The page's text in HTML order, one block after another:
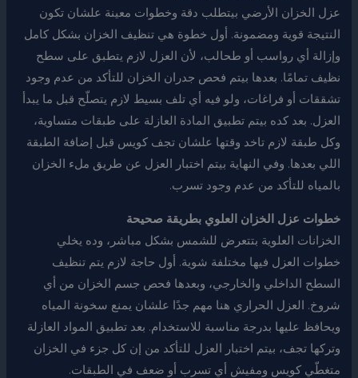
عزل الخزان الأرضي بيتطلب دقة وخطوات معينة علشان تكون
النتيجة قوية ومضمونة. أول خطوة هي تنظيف الخزان بشكل كامل
وإزالة أي رواسب أو طحالب، لأن العزل لازم يتطبق على سطح
نظيف تمامًا. بعدها بيتم فحص جدران الخزان للتأكد من عدم وجود
تشققات أو فراغات، ولو فيه أي تلف بسيط لازم يتصلّح قبل ما يبدأ
العزل. بعد كده بيتم تطبيق المادة العازلة على طبقات متساوية،
وكل طبقة لازم تاخد وقتها علشان تجف كويس قبل إضافة الطبقة
اللي بعدها. وفي النهاية بيتم اختبار العزل عن طريق ملء الخزان
بالمياه للتأكد من عدم وجود تسرب.
خطوات عزل الخزان العلوي بطريقة صحيحة
الخزانات العلوية بتتعرض للشمس بشكل مباشر، وده يخلي
خطوات العزل فيها مختلفة شوية. أول حاجة لازم يتم تنظيف
السطح الداخلي والخارجي، وبعدها فحص جسم الخزان من أي
شروخ. العزل الحراري هنا مهم جدًا علشان يمنع سخونة المياه
ويحافظ عليها بدرجة مناسبة للاستخدام. بعد تطبيق المواد العازلة
وتركها تجف، بيتم اختبار العزل للتأكد من إن كل جزء في الخزان
متغطّي كويس ومفيش أي تسرب أو ضعف في الطبقات.